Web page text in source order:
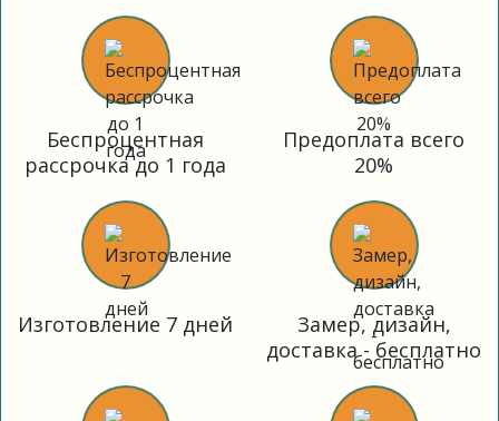
Беспроцентная
рассрочка до 1 года
Предоплата всего
20%
Изготовление 7 дней
Замер, дизайн,
доставка - бесплатно